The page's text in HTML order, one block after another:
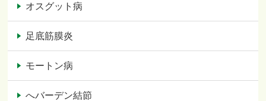
オスグット病
足底筋膜炎
モートン病
へバーデン結節